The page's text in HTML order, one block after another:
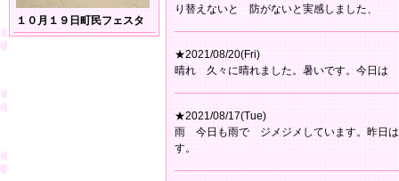
１０月１９日町民フェスタ
り替えないと 防がないと実感しました、
★2021/08/20(Fri)
晴れ 久々に晴れました。暑いです。今日
★2021/08/17(Tue)
雨 今日も雨で ジメジメしています。昨日
す。